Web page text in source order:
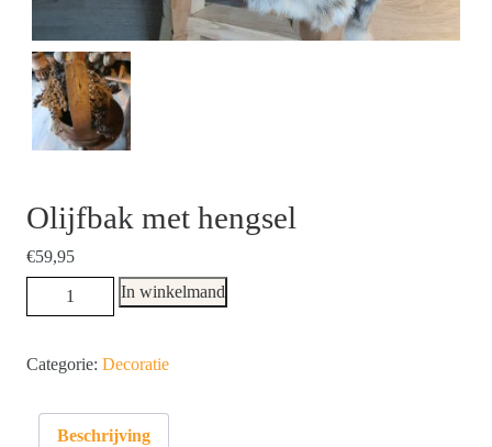
Olijfbak met hengsel
€59,95
Olijfbak
met
hoeveelheid
In winkelmand
Categorie: Decoratie
Beschrijving